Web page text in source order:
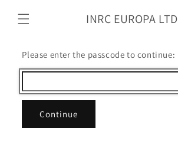
Inhalt
springen
INRC EUROPA LTD
Please enter the passcode to continue:
Continue